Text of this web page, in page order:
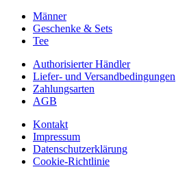
Männer
Geschenke & Sets
Tee
Authorisierter Händler
Liefer- und Versandbedingungen
Zahlungsarten
AGB
Kontakt
Impressum
Datenschutzerklärung
Cookie-Richtlinie